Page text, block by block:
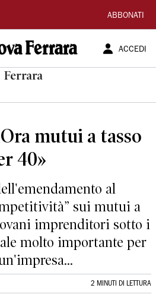
ABBONATI
ACCEDI
Ferrara
mutui a tasso
40»
al
sui mutui a
imprenditori sotto i
molto importante per
2 MINUTI DI LETTURA